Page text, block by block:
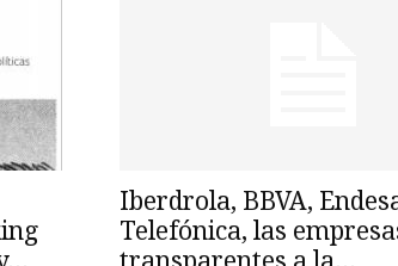
Iberdrola, BBVA,
Telefónica, las